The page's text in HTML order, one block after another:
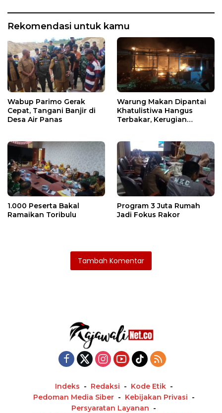
Rekomendasi untuk kamu
Wabup Parimo Gerak
Cepat, Tangani Banjir di
Desa Air Panas
Warung Makan Dipantai
Khatulistiwa Hangus
Terbakar, Kerugian
1.000 Peserta Bakal
Ramaikan Toribulu
Program 3 Juta Rumah
Jadi Fokus Rakor
Tambah Komentar
Indeks Redaksi
Kode Etik
Pedoman Media Siber
Kebijakan Privasi
Persyaratan Layanan